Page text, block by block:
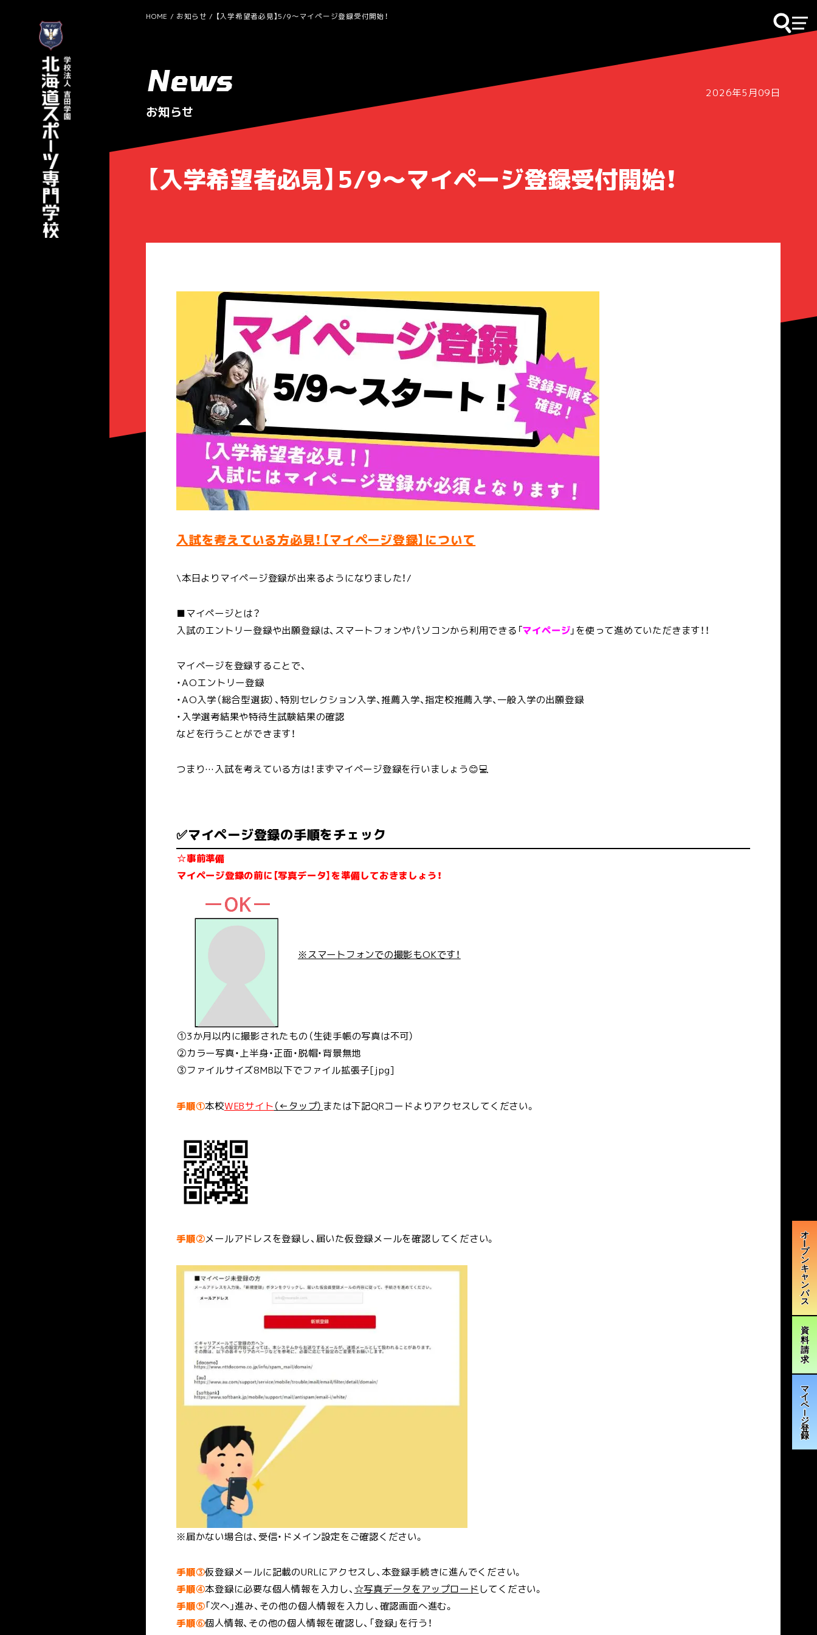
スポーツトレーナー学科［3年制］
アスレティックトレーナーコース
上級パーソナルトレーナーコース
スポーツ健康学科［2年制］
パーソナルトレーナーコース
フィットネストレーナー専攻
こどもスポーツ専攻
スポーツコーチングコース
ウインタースポーツ専攻
競技スポーツ専攻
スポーツビジネスコース
学校案内TOP
入試方法・募集要項
特別セレクション入学
入試情報TOP
資格・就職TOP
先輩の声TOP
保護者･高校教諭の皆様
HOME お知らせ 【入学希望者必見】5/9～マイページ登録受付開始！
News
お知らせ
2026年5月09日
【入学希望者必見】5/9～マイページ登録受付開始！
入試を考えている方必見！ 【マイページ登録】について
\本日よりマイページ登録が出来るようになりました！/
■マイページとは？
入試のエントリー登録や出願登録は、スマートフォンやパソコンから利用できる「マイページ」を使って進めていただきます！！
マイページを登録することで、
・AOエントリー登録
・AO入学（総合型選抜）、特別セレクション入学、推薦入学、指定校推薦入学、一般入学の出願登録
・入学選考結果や特待生試験結果の確認
などを行うことができます！
つまり…入試を考えている方は！まずマイページ登録を行いましょう😊💻
✅マイページ登録の手順をチェック
☆事前準備
マイページ登録の前に【写真データ】を準備しておきましょう！
※スマートフォンでの撮影もOKです！
①3か月以内に撮影されたもの（生徒手帳の写真は不可）
②カラー写真・上半身・正面・脱帽・背景無地
③ファイルサイズ8MB以下でファイル拡張子[jpg]
手順①本校WEBサイト（←タップ） または下記QRコードよりアクセスしてください。
手順②メールアドレスを登録し、届いた仮登録メールを確認してください。
※届かない場合は、受信・ドメイン設定をご確認ください。
手順③仮登録メールに記載のURLにアクセスし、本登録手続きに進んでください。
手順④本登録に必要な個人情報を入力し、☆写真データをアップロード してください。
手順⑤「次へ」進み、その他の個人情報を入力し、確認画面へ進む。
手順⑥個人情報、その他の個人情報を確認し、「登録」を行う！